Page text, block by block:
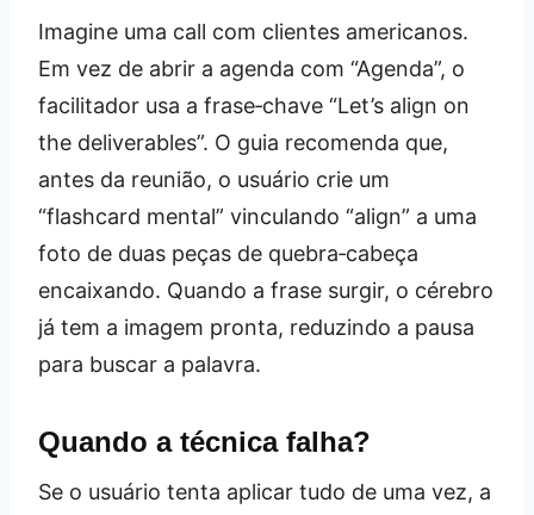
Imagine uma call com clientes americanos.
Em vez de abrir a agenda com “Agenda”, o
facilitador usa a frase‑chave “Let’s align on
the deliverables”. O guia recomenda que,
antes da reunião, o usuário crie um
“flashcard mental” vinculando “align” a uma
foto de duas peças de quebra‑cabeça
encaixando. Quando a frase surgir, o cérebro
já tem a imagem pronta, reduzindo a pausa
para buscar a palavra.
Quando a técnica falha?
Se o usuário tenta aplicar tudo de uma vez, a